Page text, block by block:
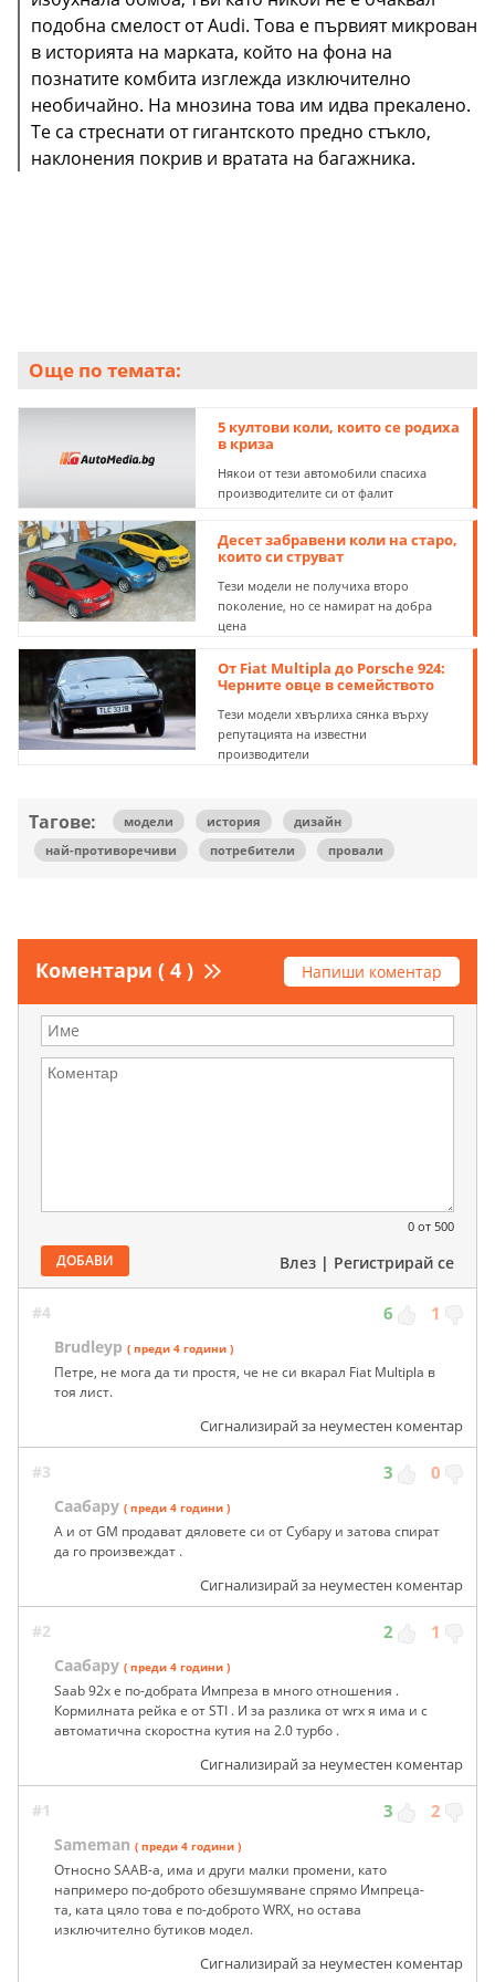
подобна смелост от Audi. Това е първият микрован
в историята на марката, който на фона на
познатите комбита изглежда изключително
необичайно. На мнозина това им идва прекалено.
Те са стреснати от гигантското предно стъкло,
наклонения покрив и вратата на багажника.
Той обаче е прекалено скъп и това се оказва
Още по темата:
5 култови коли, които се родиха
в криза
Някои от тези автомобили спасиха
производителите си от фалит
Десет забравени коли на старо,
които си струват
Тези модели не получиха второ
поколение, но се намират на добра
цена
От Fiat Multipla до Porsche 924:
Черните овце в семейството
Тези модели хвърлиха сянка върху
репутацията на известни
производители
Тагове: модели история
дизайн
най-противоречиви
потребители провали
Коментари ( 4 ) Напиши коментар
0 от 500
ДОБАВИ Влез | Регистрирай се
#4 6 1
Brudleyp ( преди 4 години )
Петре, не мога да ти простя, че не си вкарал Fiat Multipla в
тоя лист.
Сигнализирай за неуместен коментар
#3 3 0
Саабару ( преди 4 години )
А и от GM продават дяловете си от Субару и затова спират
да го произвеждат .
Сигнализирай за неуместен коментар
#2 2 1
Саабару ( преди 4 години )
Saab 92x е по-добрата Импреза в много отношения .
Кормилната рейка е от STI . И за разлика от wrx я има и с
автоматична скоростна кутия на 2.0 турбо .
Сигнализирай за неуместен коментар
#1 3 2
Sameman ( преди 4 години )
Относно SAAB-а, има и други малки промени, като
напримеро по-доброто обезшумяване спрямо Импреца-
та, ката цяло това е по-доброто WRX, но остава
изключително бутиков модел.
Сигнализирай за неуместен коментар